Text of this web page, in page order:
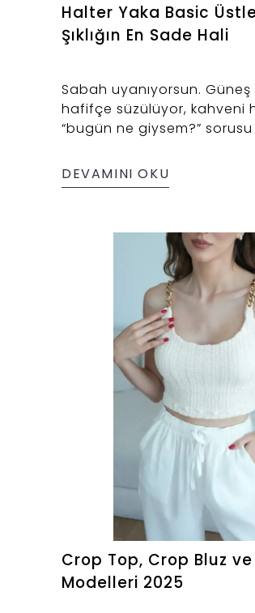
Halter Yaka Basic
Şıklığın En Sade Hali
Sabah uyanıyorsun.
hafifçe süzülüyor, kahveni
“bugün ne giysem?”
şey. Üzerine geçirip
baktığında “ben
DEVAMINI OKU
Crop Top, Crop Bluz
Modelleri 2025